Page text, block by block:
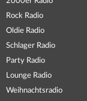
Rock Radio
Oldie Radio
Schlager Radio
Party Radio
Lounge Radio
Weihnachtsradio